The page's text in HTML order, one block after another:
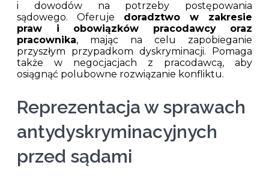
i dowodów na potrzeby postępowania
sądowego. Oferuje doradztwo w zakresie
praw i obowiązków pracodawcy oraz
pracownika, mając na celu zapobieganie
przyszłym przypadkom dyskryminacji. Pomaga
także w negocjacjach z pracodawcą, aby
osiągnąć polubowne rozwiązanie konfliktu.
Reprezentacja w sprawach
antydyskryminacyjnych
przed sądami